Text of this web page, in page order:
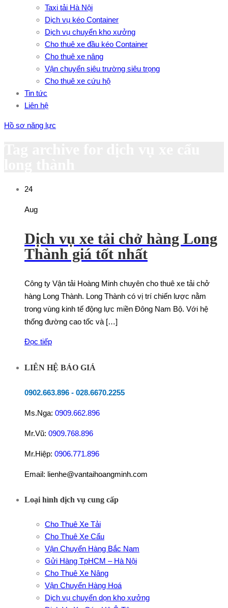
Taxi tải Hà Nội
Dịch vụ kéo Container
Dịch vụ chuyển kho xưởng
Cho thuê xe đầu kéo Container
Cho thuê xe nâng
Vận chuyển siêu trường siêu trọng
Cho thuê xe cứu hộ
Tin tức
Liên hệ
Hồ sơ năng lực
24
Aug
Dịch vụ xe tải chở hàng Long
Thành giá tốt nhất
Công ty Vận tải Hoàng Minh chuyên cho thuê xe tải chở
hàng Long Thành. Long Thành có vị trí chiến lược nằm
trong vùng kinh tế động lực miền Đông Nam Bộ. Với hệ
thống đường cao tốc và […]
Đọc tiếp
LIÊN HỆ BÁO GIÁ
0902.663.896 - 028.6670.2255
Ms.Nga: 0909.662.896
Mr.Vũ: 0909.768.896
Mr.Hiệp: 0906.771.896
Email: lienhe@vantaihoangminh.com
Loại hình dịch vụ cung cấp
Cho Thuê Xe Tải
Cho Thuê Xe Cẩu
Vận Chuyển Hàng Bắc Nam
Gửi Hàng TpHCM – Hà Nội
Cho Thuê Xe Nâng
Vận Chuyển Hàng Hoá
Dịch vụ chuyển dọn kho xưởng